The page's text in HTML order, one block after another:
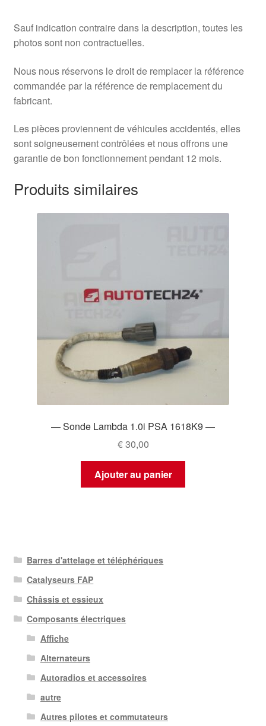
Sauf indication contraire dans la description, toutes les
photos sont non contractuelles.
Nous nous réservons le droit de remplacer la référence
commandée par la référence de remplacement du
fabricant.
Les pièces proviennent de véhicules accidentés, elles
sont soigneusement contrôlées et nous offrons une
garantie de bon fonctionnement pendant 12 mois.
Produits similaires
— Sonde Lambda 1.0i PSA 1618K9 —
€30,00
Ajouter au panier
Barres d'attelage et téléphériques
Catalyseurs FAP
Châssis et essieux
Composants électriques
Affiche
Alternateurs
Autoradios et accessoires
autre
Autres pilotes et commutateurs